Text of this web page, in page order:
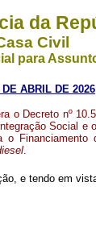
da
Civil
para
DE ABRIL DE 2026
o Decreto nº
Social e
o Financiamento
.
e tendo em